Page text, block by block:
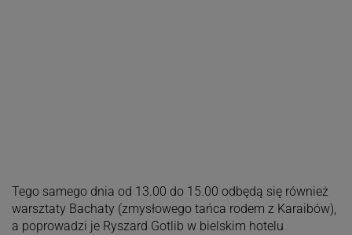
Tego samego dnia od 13.00 do 15.00 odbędą się również
warsztaty Bachaty (zmysłowego tańca rodem z Karaibów),
a poprowadzi je Ryszard Gotlib w bielskim hotelu